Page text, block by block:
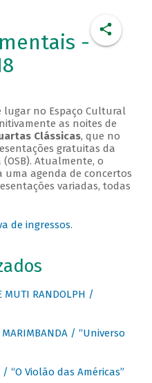
-
lugar no Espaço Cultural
as noites de
Clássicas, que no
gratuitas da
Atualmente, o
agenda de concertos
variadas, todas
de ingressos.
MUTI RANDOLPH /
MARIMBANDA / “Universo
/ “O Violão das Américas”